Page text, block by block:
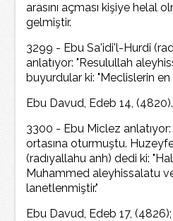
arasını açması kişiye helal
gelmiştir.
3299 - Ebu Sa'idi'l-Hurdi
anlatıyor: "Resulullah
buyurdular ki: "Meclislerin en
Ebu Davud, Edeb 14, (4820).
3300 - Ebu Miclez anlatıyor:
ortasına oturmuştu.
(radıyallahu anh) dedi ki:
Muhammed aleyhissalatu
lanetlenmiştir."
Ebu Davud, Edeb 17,